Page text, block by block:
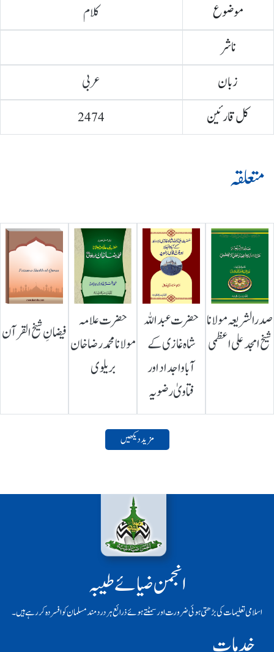
کلام
موضوع
ناشر
عربی
زبان
2474
کل قارئین
متعلقہ
صدرالشریعہ مولانا
شیخ امجد علی اعظمی
حضرت عبداللہ
شاہ غازی کے
آباواجداد اور
فتاویٰ رضویہ
حضرت علامہ
مولانا محمد رضا خان
بریلوی
فیضانِ شیخ القرآن
مزید دیکھیں
انجمن ضیائے طیبہ
اسلامی تعلیمات کی بڑھتی ہوئی ضرورت اور سمٹتے ہوئے ذرائع ہر دردمند مسلمان کو افسردہ کر رہے ہیں۔